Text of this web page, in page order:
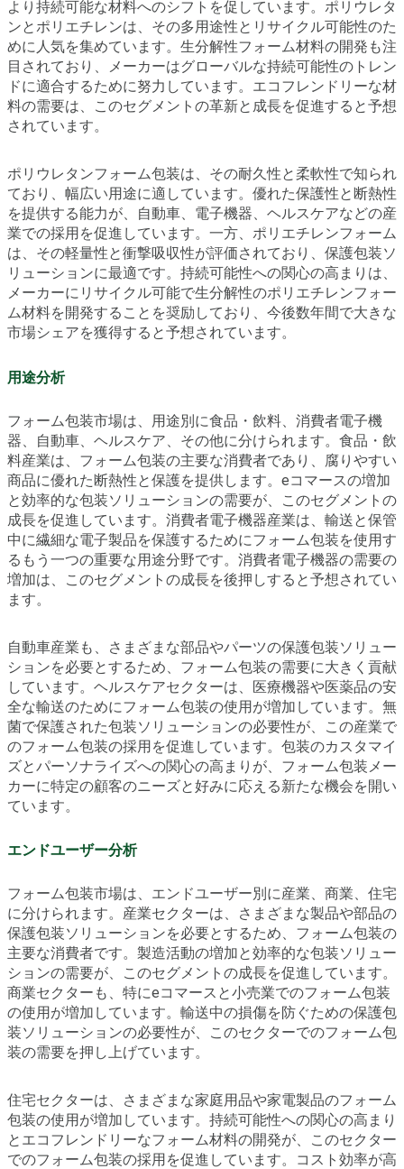
より持続可能な材料へのシフトを促しています。ポリウレタ
ンとポリエチレンは、その多用途性とリサイクル可能性のた
めに人気を集めています。生分解性フォーム材料の開発も注
目されており、メーカーはグローバルな持続可能性のトレン
ドに適合するために努力しています。エコフレンドリーな材
料の需要は、このセグメントの革新と成長を促進すると予想
されています。
ポリウレタンフォーム包装は、その耐久性と柔軟性で知られ
ており、幅広い用途に適しています。優れた保護性と断熱性
を提供する能力が、自動車、電子機器、ヘルスケアなどの産
業での採用を促進しています。一方、ポリエチレンフォーム
は、その軽量性と衝撃吸収性が評価されており、保護包装ソ
リューションに最適です。持続可能性への関心の高まりは、
メーカーにリサイクル可能で生分解性のポリエチレンフォー
ム材料を開発することを奨励しており、今後数年間で大きな
市場シェアを獲得すると予想されています。
用途分析
フォーム包装市場は、用途別に食品・飲料、消費者電子機
器、自動車、ヘルスケア、その他に分けられます。食品・飲
料産業は、フォーム包装の主要な消費者であり、腐りやすい
商品に優れた断熱性と保護を提供します。eコマースの増加
と効率的な包装ソリューションの需要が、このセグメントの
成長を促進しています。消費者電子機器産業は、輸送と保管
中に繊細な電子製品を保護するためにフォーム包装を使用す
るもう一つの重要な用途分野です。消費者電子機器の需要の
増加は、このセグメントの成長を後押しすると予想されてい
ます。
自動車産業も、さまざまな部品やパーツの保護包装ソリュー
ションを必要とするため、フォーム包装の需要に大きく貢献
しています。ヘルスケアセクターは、医療機器や医薬品の安
全な輸送のためにフォーム包装の使用が増加しています。無
菌で保護された包装ソリューションの必要性が、この産業で
のフォーム包装の採用を促進しています。包装のカスタマイ
ズとパーソナライズへの関心の高まりが、フォーム包装メー
カーに特定の顧客のニーズと好みに応える新たな機会を開い
ています。
エンドユーザー分析
フォーム包装市場は、エンドユーザー別に産業、商業、住宅
に分けられます。産業セクターは、さまざまな製品や部品の
保護包装ソリューションを必要とするため、フォーム包装の
主要な消費者です。製造活動の増加と効率的な包装ソリュー
ションの需要が、このセグメントの成長を促進しています。
商業セクターも、特にeコマースと小売業でのフォーム包装
の使用が増加しています。輸送中の損傷を防ぐための保護包
装ソリューションの必要性が、このセクターでのフォーム包
装の需要を押し上げています。
住宅セクターは、さまざまな家庭用品や家電製品のフォーム
包装の使用が増加しています。持続可能性への関心の高まり
とエコフレンドリーなフォーム材料の開発が、このセクター
でのフォーム包装の採用を促進しています。コスト効率が高